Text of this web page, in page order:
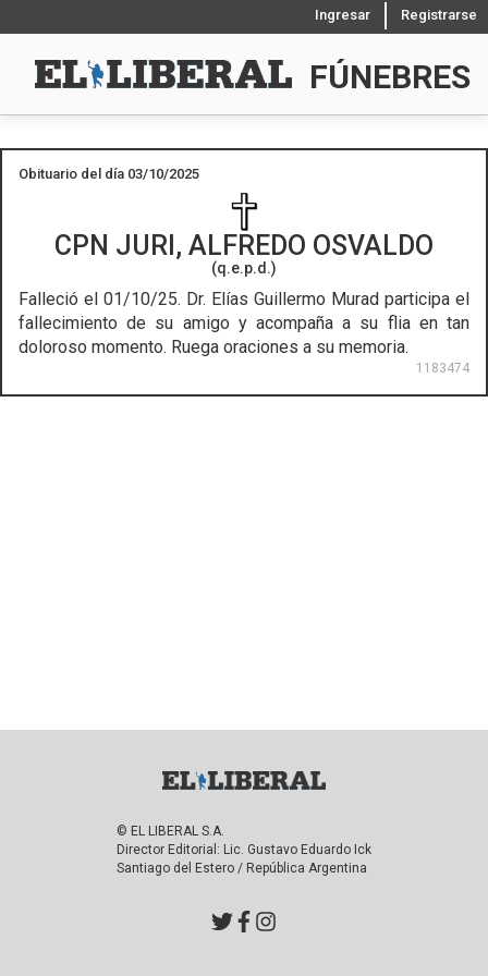
Ingresar Registrarse
FÚNEBRES
Obituario del día 03/10/2025
CPN JURI, ALFREDO OSVALDO
(q.e.p.d.)
Falleció el 01/10/25. Dr. Elías Guillermo Murad participa el
fallecimiento de su amigo y acompaña a su flia en tan
doloroso momento. Ruega oraciones a su memoria.
1183474
© EL LIBERAL S.A.
Director Editorial: Lic. Gustavo Eduardo Ick
Santiago del Estero / República Argentina